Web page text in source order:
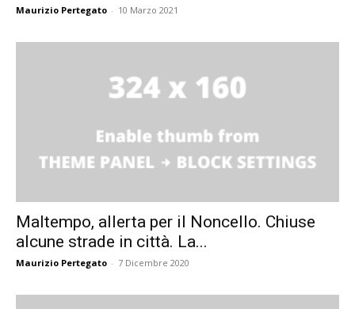
Maurizio Pertegato - 10 Marzo 2021
Maltempo, allerta per il Noncello. Chiuse
alcune strade in città. La...
Maurizio Pertegato - 7 Dicembre 2020